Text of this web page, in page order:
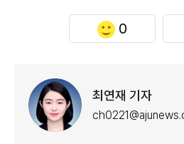
0
최연재 기자